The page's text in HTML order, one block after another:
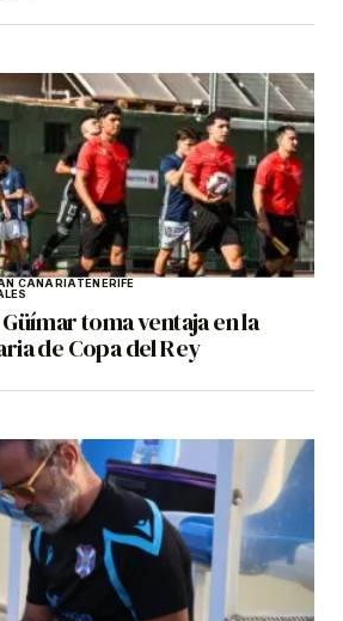
CANARIATENERIFE
toma ventaja en la
de Copa del Rey